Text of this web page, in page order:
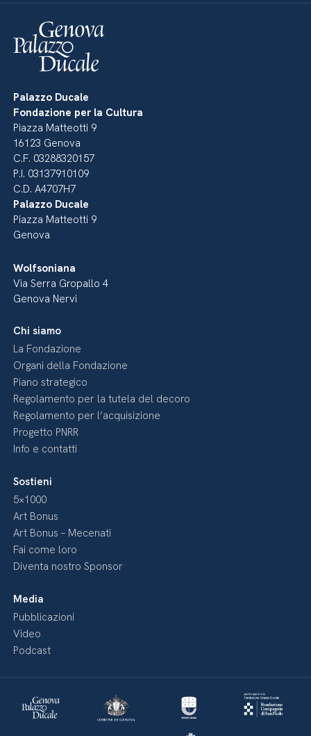
Palazzo Ducale
Fondazione per la Cultura
Piazza Matteotti 9
16123 Genova
C.F. 03288320157
P.I. 03137910109
C.D. A4707H7
Palazzo Ducale
Piazza Matteotti 9
Genova
Wolfsoniana
Via Serra Gropallo 4
Genova Nervi
Chi siamo
La Fondazione
Organi della Fondazione
Piano strategico
Regolamento per la tutela del decoro
Regolamento per l’acquisizione
Progetto PNRR
Info e contatti
Sostieni
5×1000
Art Bonus
Art Bonus – Mecenati
Fai come loro
Diventa nostro Sponsor
Media
Pubblicazioni
Video
Podcast